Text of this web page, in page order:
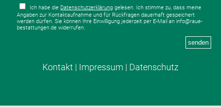
Ich habe die Datenschutzerklärung gelesen. Ich stimme zu, dass meine
Angaben zur Kontaktaufnahme und für Rückfragen dauerhaft gespeichert
werden dürfen. Sie können Ihre Einwilligung jederzeit per E-Mail an info@raue-
bestattungen.de widerrufen.
senden
Kontakt | Impressum | Datenschutz